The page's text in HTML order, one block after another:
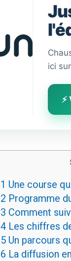
ici
1 Une course
2 Programme
3 Comment
4Les chiffres
5Un parcours
6 La diffusion